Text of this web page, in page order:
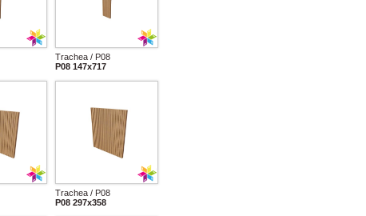
Trachea / P08
P08 147x717
Trachea / P08
P08 297x358